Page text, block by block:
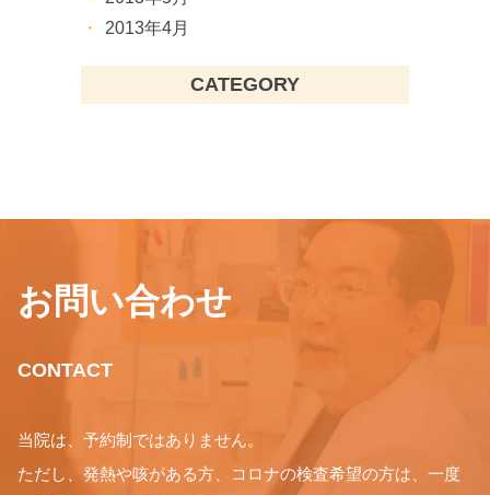
2013年4月
CATEGORY
お問い合わせ
CONTACT
当院は、予約制ではありません。
ただし、発熱や咳がある方、コロナの検査希望の方は、一度